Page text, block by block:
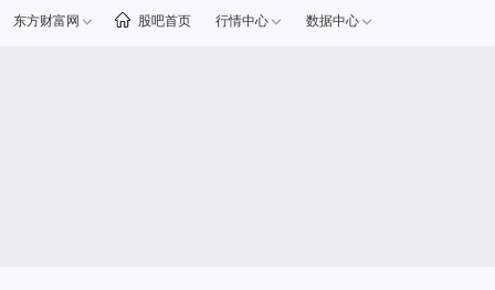
东方财富网 股吧首页 行情中心 数据中心